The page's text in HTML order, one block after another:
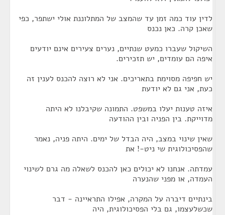
לדין עוד כמה זמן עד שהמצב של המתלוננת אולי ישתפר, כפי
שאכן קרה. כאן נכנס
השיקול שעברו כמעט שנתיים, נערים צעירים אינם יודעים
איפה הם עומדים, יש תזכירים.
יש חפיפה מסוימת בתאריכים. אני לא רוצה להכנס לענין זה
כעת, אני גם לא יודעת
איזה טענות יעלו במשפט. התמונה שקיבלנו לא היתה
מדוייקת. בין הפניה ובין ההודעה
שאין שינוי במצב, היה הבדל של ימים. היתה פניה, נאמר
שהפסיכולוגית שי ניט-! את
עמדתה. אנחנו לא יכולים כאן להכנס לשאלה מה גרם לשינוי
העמדה, או מפני שהנערה
בינתיים דיברה על המקרה, אפילו התראיינה - דבר
שכשלעצמו, גם בלי הפסיכולוגית, היה